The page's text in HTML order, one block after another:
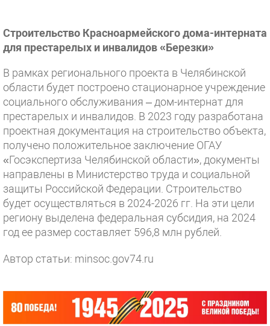
Строительство Красноармейского дома-интерната
для престарелых и инвалидов «Березки»
В рамках регионального проекта в Челябинской
области будет построено стационарное учреждение
социального обслуживания – дом-интернат для
престарелых и инвалидов. В 2023 году разработана
проектная документация на строительство объекта,
получено положительное заключение ОГАУ
«Госэкспертиза Челябинской области», документы
направлены в Министерство труда и социальной
защиты Российской Федерации. Строительство
будет осуществляться в 2024-2026 гг. На эти цели
региону выделена федеральная субсидия, на 2024
год ее размер составляет 596,8 млн рублей.
Автор статьи: minsoc.gov74.ru